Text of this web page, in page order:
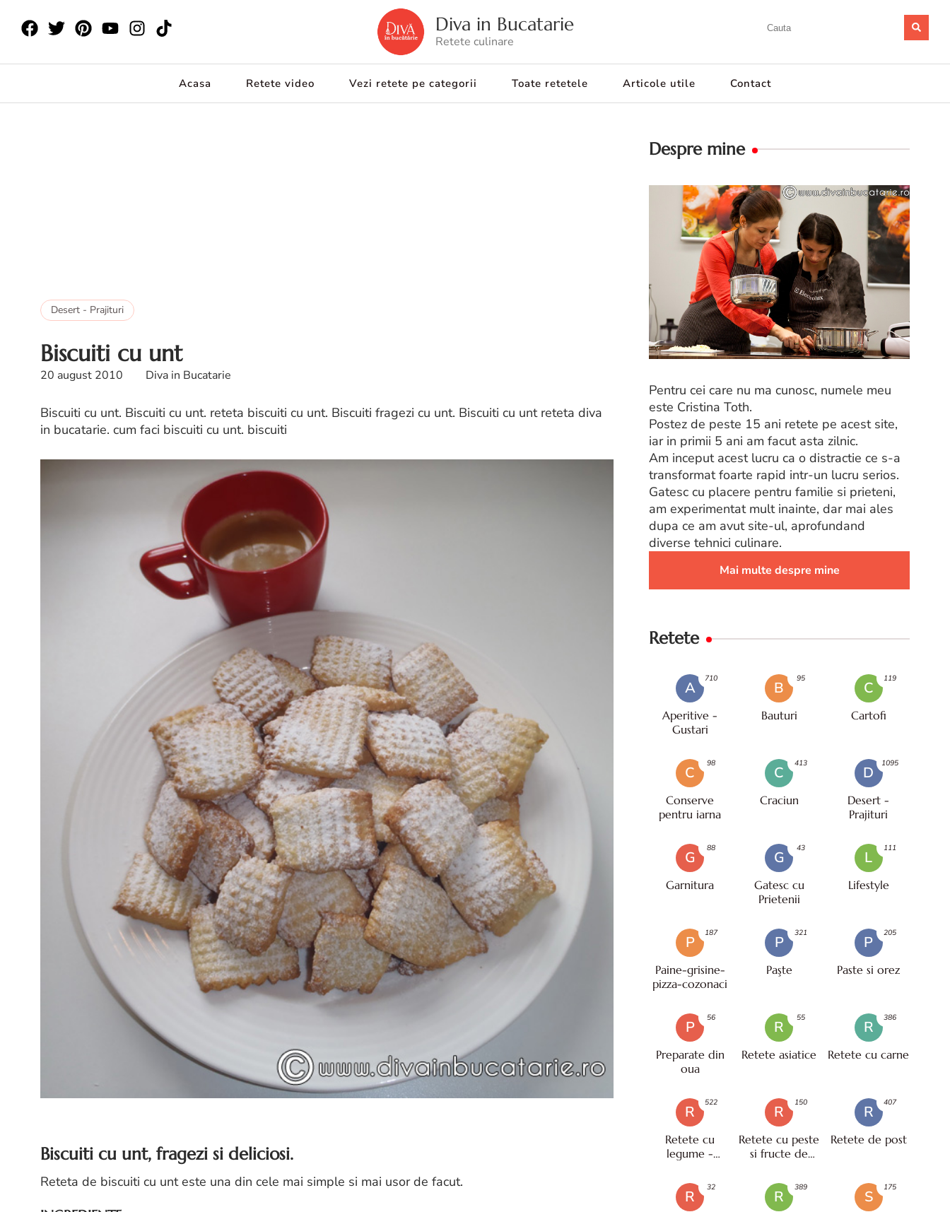
Diva in Bucatarie
Retete culinare
Acasa Retete video Vezi retete pe categorii Toate retetele Articole utile Contact
Desert - Prajituri
Biscuiti cu unt
20 august 2010 Diva in Bucatarie
Biscuiti cu unt. Biscuiti cu unt. reteta biscuiti cu unt. Biscuiti fragezi cu unt. Biscuiti cu unt reteta diva
in bucatarie. cum faci biscuiti cu unt. biscuiti
Biscuiti cu unt, fragezi si deliciosi.
Reteta de biscuiti cu unt este una din cele mai simple si mai usor de facut.
Despre mine
Pentru cei care nu ma cunosc, numele meu
este Cristina Toth.
Postez de peste 15 ani retete pe acest site,
iar in primii 5 ani am facut asta zilnic.
Am inceput acest lucru ca o distractie ce s-a
transformat foarte rapid intr-un lucru serios.
Gatesc cu placere pentru familie si prieteni,
am experimentat mult inainte, dar mai ales
dupa ce am avut site-ul, aprofundand
diverse tehnici culinare.
Mai multe despre mine
Retete
A
Aperitive -
Gustari
710
B
Bauturi
95
C
Cartofi
119
C
Conserve
pentru iarna
98
C
Craciun
413
D
Desert -
Prajituri
1095
G
Garnitura
88
G
Gatesc cu
Prietenii
43
L
Lifestyle
111
P
Paine-grisine-
pizza-cozonaci
187
P
Paşte
321
P
Paste si orez
205
P
Preparate din
oua
56
R
Retete asiatice
55
R
Retete cu carne
386
R
Retete cu
legume -
522
R
Retete cu peste
si fructe de
150
R
Retete de post
407
R
32
R
389
S
175